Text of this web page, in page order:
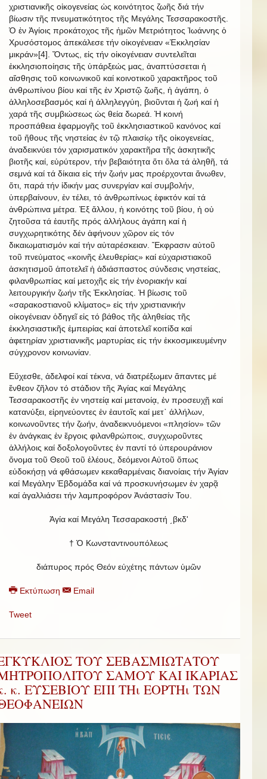
χριστιανικῆς οἰκογενείας ὡς κοινότητος ζωῆς διά τήν
βίωσιν τῆς πνευματικότητος τῆς Μεγάλης Τεσσαρακοστῆς.
Ὁ ἐν Ἁγίοις προκάτοχος τῆς ἡμῶν Μετριότητος Ἰωάννης ὁ
Χρυσόστομος ἀπεκάλεσε τήν οἰκογένειαν «Ἐκκλησίαν
μικράν»[4]. Ὄντως, εἰς τήν οἰκογένειαν συντελεῖται
ἐκκλησιοποίησις τῆς ὑπάρξεώς μας, ἀναπτύσσεται ἡ
αἴσθησις τοῦ κοινωνικοῦ καί κοινοτικοῦ χαρακτῆρος τοῦ
ἀνθρωπίνου βίου καί τῆς ἐν Χριστῷ ζωῆς, ἡ ἀγάπη, ὁ
ἀλληλοσεβασμός καί ἡ ἀλληλεγγύη, βιοῦνται ἡ ζωή καί ἡ
χαρά τῆς συμβιώσεως ὡς θεία δωρεά. Ἡ κοινή
προσπάθεια ἐφαρμογῆς τοῦ ἐκκλησιαστικοῦ κανόνος καί
τοῦ ἤθους τῆς νηστείας ἐν τῷ πλαισίῳ τῆς οἰκογενείας,
ἀναδεικνύει τόν χαρισματικόν χαρακτῆρα τῆς ἀσκητικῆς
βιοτῆς καί, εὐρύτερον, τήν βεβαιότητα ὅτι ὅλα τά ἀληθῆ, τά
σεμνά καί τά δίκαια εἰς τήν ζωήν μας προέρχονται ἄνωθεν,
ὅτι, παρά τήν ἰδικήν μας συνεργίαν καί συμβολήν,
ὑπερβαίνουν, ἐν τέλει, τό ἀνθρωπίνως ἐφικτόν καί τά
ἀνθρώπινα μέτρα. Ἐξ ἄλλου, ἡ κοινότης τοῦ βίου, ἡ οὐ
ζητοῦσα τά ἑαυτῆς πρός ἀλλήλους ἀγάπη καί ἡ
συγχωρητικότης δέν ἀφήνουν χῶρον εἰς τόν
δικαιωματισμόν καί τήν αὐταρέσκειαν. Ἔκφρασιν αὐτοῦ
τοῦ πνεύματος «κοινῆς ἐλευθερίας» καί εὐχαριστιακοῦ
ἀσκητισμοῦ ἀποτελεῖ ἡ ἀδιάσπαστος σύνδεσις νηστείας,
φιλανθρωπίας καί μετοχῆς εἰς τήν ἐνοριακήν καί
λειτουργικήν ζωήν τῆς Ἐκκλησίας. Ἡ βίωσις τοῦ
«σαρακοστιανοῦ κλίματος» εἰς τήν χριστιανικήν
οἰκογένειαν ὁδηγεῖ εἰς τό βάθος τῆς ἀληθείας τῆς
ἐκκλησιαστικῆς ἐμπειρίας καί ἀποτελεῖ κοιτίδα καί
ἀφετηρίαν χριστιανικῆς μαρτυρίας εἰς τήν ἐκκοσμικευμένην
σύγχρονον κοινωνίαν.
Εὔχεσθε, ἀδελφοί καί τέκνα, νά διατρέξωμεν ἅπαντες μέ
ἔνθεον ζῆλον τό στάδιον τῆς Ἁγίας καί Μεγάλης
Τεσσαρακοστῆς ἐν νηστείᾳ καί μετανοίᾳ, ἐν προσευχῇ καί
κατανύξει, εἰρηνεύοντες ἐν ἑαυτοῖς καί μετ᾿ ἀλλήλων,
κοινωνοῦντες τήν ζωήν, ἀναδεικνυόμενοι «πλησίον» τῶν
ἐν ἀνάγκαις ἐν ἔργοις φιλανθρώποις, συγχωροῦντες
ἀλλήλοις καί δοξολογοῦντες ἐν παντί τό ὑπερουράνιον
ὄνομα τοῦ Θεοῦ τοῦ ἐλέους, δεόμενοι Αὐτοῦ ὅπως
εὐδοκήσῃ νά φθάσωμεν κεκαθαρμέναις διανοίαις τήν Ἁγίαν
καί Μεγάλην Ἑβδομάδα καί νά προσκυνήσωμεν ἐν χαρᾷ
καί ἀγαλλιάσει τήν λαμπροφόρον Ἀνάστασίν Του.
Ἁγία καί Μεγάλη Τεσσαρακοστή ͵βκδʹ
† Ὁ Κωνσταντινουπόλεως
διάπυρος πρός Θεόν εὐχέτης πάντων ὑμῶν
Εκτύπωση Email
Tweet
ΤΟΥ ΣΕΒΑΣΜΙΩΤΑΤΟΥ
ΣΑΜΟΥ ΚΑΙ ΙΚΑΡΙΑΣ
κ. ΕΥΣΕΒΙΟΥ ΕΠΙ ΤΗι ΕΟΡΤΗι ΤΩΝ